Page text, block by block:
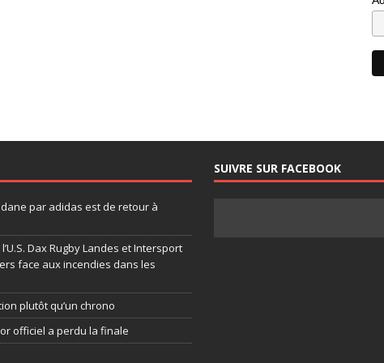
par adidas est de retour à
Dax Rugby Landes et Intersport
face aux incendies dans les
plutôt qu’un chrono
officiel a perdu la finale
SUIVRE SUR FACEBOOK